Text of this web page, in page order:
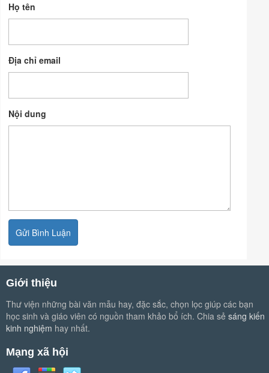
Họ tên
Địa chỉ email
Nội dung
Giới thiệu
Thư viện những bài văn mẫu hay, đặc sắc, chọn lọc giúp các bạn
học sinh và giáo viên có nguồn tham khảo bổ ích. Chia sẻ sáng kiến
kinh nghiệm hay nhất.
Mạng xã hội